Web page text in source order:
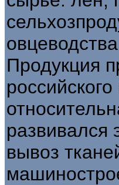
Продукция
развивался
вывоз